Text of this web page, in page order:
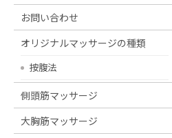
お問い合わせ
オリジナルマッサージの種類
按腹法
側頭筋マッサージ
大胸筋マッサージ